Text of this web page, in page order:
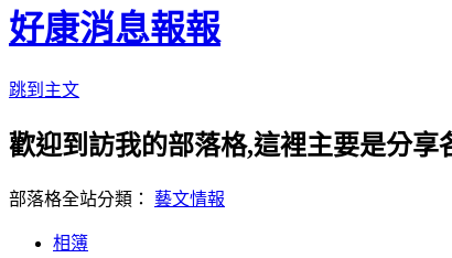
好康消息報報
跳到主文
歡迎到訪我的部落格,這裡主要是分
部落格全站分類： 藝文情報
相簿